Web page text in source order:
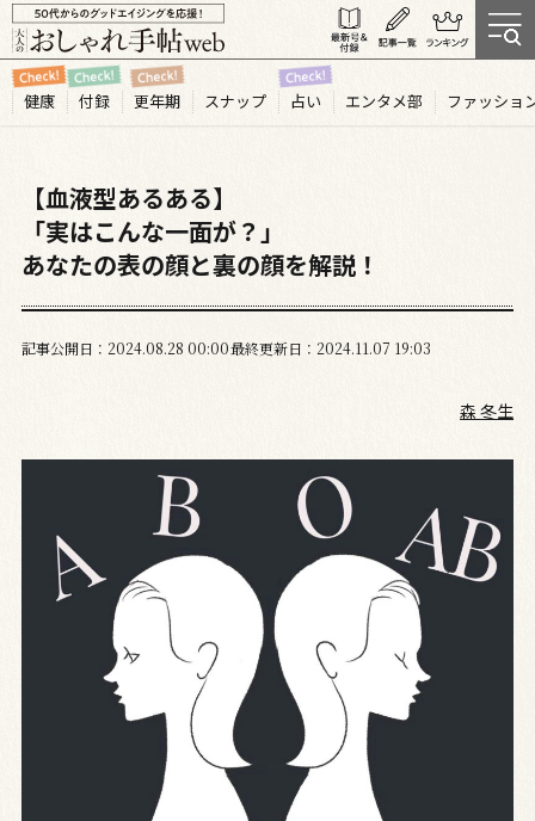
健康 付録 更年期 スナップ 占い エンタメ部 ファッショ
【血液型あるある】
「実はこんな一面が？」
あなたの表の顔と裏の顔を解説！
記事公開日 2024.08 28 00:00最終更新日 2024.11.07 19:03
森 冬生